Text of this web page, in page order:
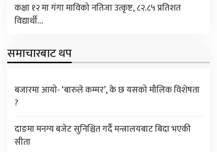
कक्षा १२ मा गंगा माविको नतिजा उत्कृष्ट, ८२.८५ प्रतिशत
विद्यार्थी…
समाचारबाट थप
बजारमा आयो- ‘बारुले कम्मर’, के छ यसको मौलिक विशेषता
?
दाङमा मनग्य बजेट सुनिश्चित गर्दै मन्त्रालयबाट बिदा भएकी
सीता